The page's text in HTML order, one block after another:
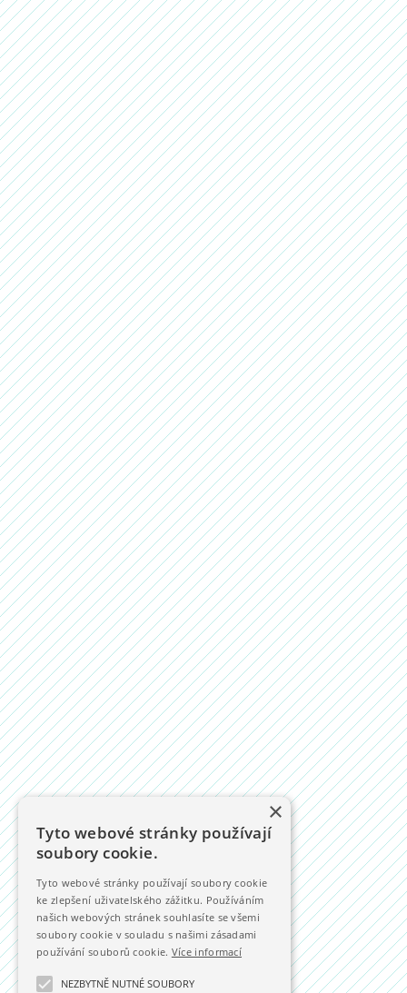
×
Tyto webové stránky používají
soubory cookie.
Tyto webové stránky používají soubory cookie
ke zlepšení uživatelského zážitku. Používáním
našich webových stránek souhlasíte se všemi
soubory cookie v souladu s našimi zásadami
používání souborů cookie. Více informací
NEZBYTNĚ NUTNÉ SOUBORY